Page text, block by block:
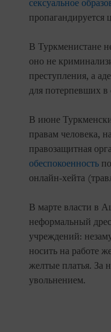
сексуальное
пропагандируется
В Туркменистане
оно не
преступления, а
для потерпевших в
В июне
правам человека,
правозащитная
обеспокоенность
онлайн-хейта
В марте власти в
неформальный
учреждений:
носить на работе
желтые платья. За
увольнением.